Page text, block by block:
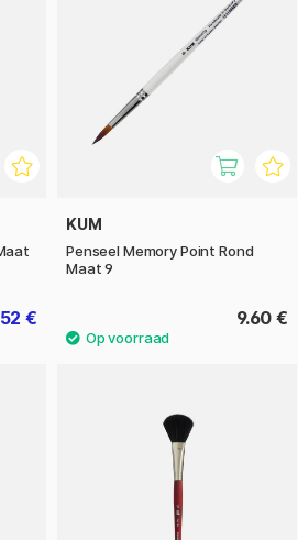
€
KUM
Penseel Memory Point Rond
Maat 9
9.60 €